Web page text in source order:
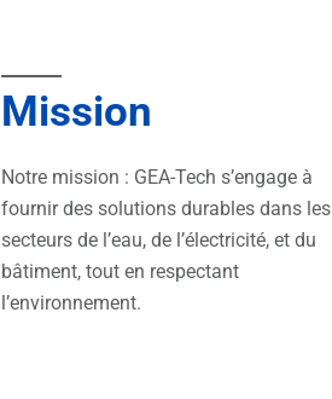
Mission
Notre mission : GEA-Tech s’engage à
fournir des solutions durables dans les
secteurs de l’eau, de l’électricité, et du
bâtiment, tout en respectant
l’environnement.